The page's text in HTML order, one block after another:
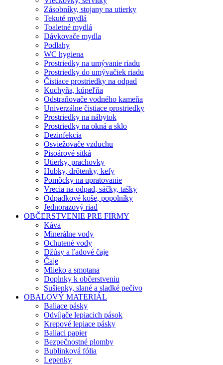
Zásobníky, stojany na utierky
Tekuté mydlá
Toaletné mydlá
Dávkovače mydla
Podlahy
WC hygiena
Prostriedky na umývanie riadu
Prostriedky do umývačiek riadu
Čistiace prostriedky na odpad
Kuchyňa, kúpeľňa
Odstraňovače vodného kameňa
Univerzálne čistiace prostriedky
Prostriedky na nábytok
Prostriedky na okná a sklo
Dezinfekcia
Osviežovače vzduchu
Pisoárové sitká
Utierky, prachovky
Hubky, drôtenky, kefy
Pomôcky na upratovanie
Vrecia na odpad, sáčky, tašky
Odpadkové koše, popolníky
Jednorazový riad
OBČERSTVENIE PRE FIRMY
Káva
Minerálne vody
Ochutené vody
Džúsy a ľadové čaje
Čaje
Mlieko a smotana
Doplnky k občerstveniu
Sušienky, slané a sladké pečivo
OBALOVÝ MATERIÁL
Baliace pásky
Odvíjače lepiacich pások
Krepové lepiace pásky
Baliaci papier
Bezpečnostné plomby
Bublinková fólia
Lepenky